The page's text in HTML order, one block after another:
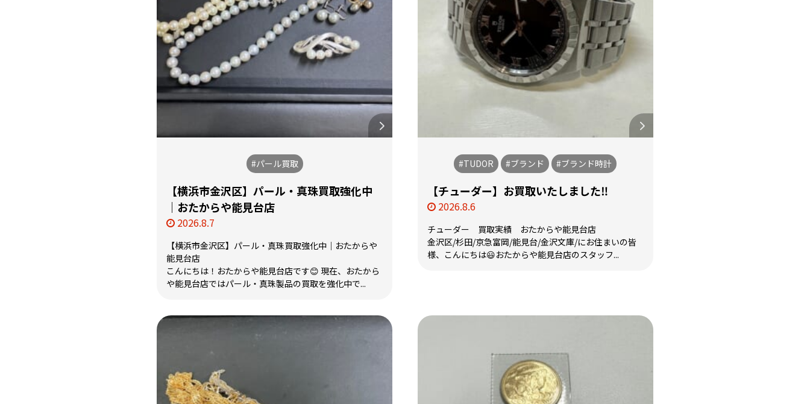
#パール買取
【横浜市金沢区】パール・真珠買取強化中
｜おたからや能見台店
2026.8.7
【横浜市金沢区】パール・真珠買取強化中｜おたからや
能見台店
こんにちは！おたからや能見台店です😊 現在、おたから
や能見台店ではパール・真珠製品の買取を強化中で...
#TUDOR #ブランド #ブランド時計
【チューダー】お買取いたしました‼️
2026.8.6
チューダー 買取実績 おたからや能見台店
金沢区/杉田/京急富岡/能見台/金沢文庫/にお住まいの皆
様、こんにちは😃おたからや能見台店のスタッフ...